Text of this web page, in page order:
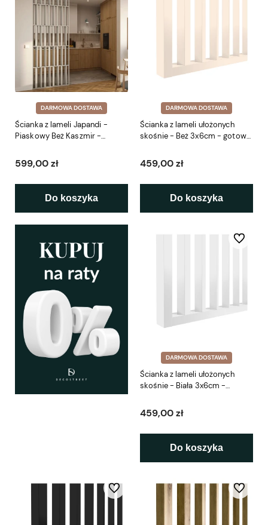
DARMOWA DOSTAWA
Ścianka z lameli Japandi -
Piaskowy Beż Kaszmir -
599,00 zł
Do koszyka
DARMOWA DOSTAWA
Ścianka z lameli ułożonych
skośnie - Beż 3x6cm - gotowy
459,00 zł
Do koszyka
DARMOWA DOSTAWA
Ścianka z lameli ułożonych
skośnie - Biała 3x6cm -
459,00 zł
Do koszyka
Do
Do ulubionych Do